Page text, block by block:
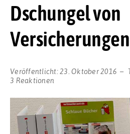
Dschungel von
Versicherungen
Veröffentlicht:23. Oktober 2016
3 Reaktionen